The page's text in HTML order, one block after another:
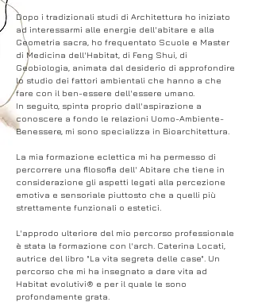
Dopo i tradizionali studi di Architettura ho iniziato
ad interessarmi alle energie dell'abitare e alla
Geometria sacra, ho frequentato Scuole e Master
di Medicina dell'Habitat, di Feng Shui, di
Geobiologia, animata dal desiderio di approfondire
lo studio dei fattori ambientali che hanno a che
fare con il ben-essere dell'essere umano.
In seguito, spinta proprio dall'aspirazione a
conoscere a fondo le relazioni Uomo-Ambiente-
Benessere, mi sono specializza in Bioarchitettura.
La mia formazione eclettica mi ha permesso di
percorrere una filosofia dell' Abitare che tiene in
considerazione gli aspetti legati alla percezione
emotiva e sensoriale piuttosto che a quelli più
strettamente funzionali o estetici.
L'approdo ulteriore del mio percorso professionale
è stata la formazione con l'arch. Caterina Locati,
autrice del libro "La vita segreta delle case". Un
percorso che mi ha insegnato a dare vita ad
Habitat evolutivi® e per il quale le sono
profondamente grata.